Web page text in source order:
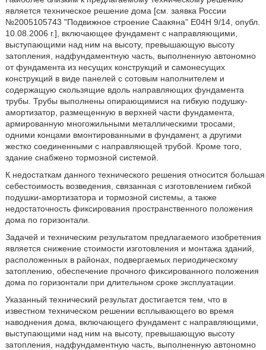
является техническое решение дома [см. заявка России
№2005105743 "Подвижное строение Саакяна" E04H 9/14, опубл.
10.08.2006 г.], включающее фундамент с направляющими,
выступающими над ним на высоту, превышающую высоту
затопления, надфундаментную часть, выполненную автономно
от фундамента из несущих конструкций и самонесущих
конструкций в виде панелей с сотовым наполнителем и
содержащую скользящие вдоль направляющих фундамента
трубы. Трубы выполнены опирающимися на гибкую подушку-
амортизатор, размещенную в верхней части фундамента,
армированную многожильными металлическими тросами,
одними концами вмонтированными в фундамент, а другими
жестко соединенными с направляющей трубой. Кроме того,
здание снабжено тормозной системой.
К недостаткам данного технического решения относится большая
себестоимость возведения, связанная с изготовлением гибкой
подушки-амортизатора и тормозной системы, а также
недостаточность фиксирования пространственного положения
дома по горизонтали.
Задачей и техническим результатом предлагаемого изобретения
является снижение стоимости изготовления и монтажа зданий,
расположенных в районах, подвергаемых периодическому
затоплению, обеспечение прочного фиксированного положения
дома по горизонтали при длительном сроке эксплуатации.
Указанный технический результат достигается тем, что в
известном техническом решении всплывающего во время
наводнения дома, включающего фундамент с направляющими,
выступающими над ним на высоту, превышающую высоту
затопления, надфундаментную часть, выполненную автономно